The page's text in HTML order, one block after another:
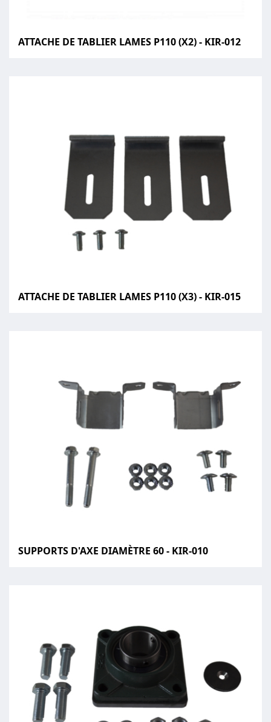
ATTACHE DE TABLIER LAMES P110 (X2) - KIR-012
ATTACHE DE TABLIER LAMES P110 (X3) - KIR-015
SUPPORTS D'AXE DIAMÈTRE 60 - KIR-010